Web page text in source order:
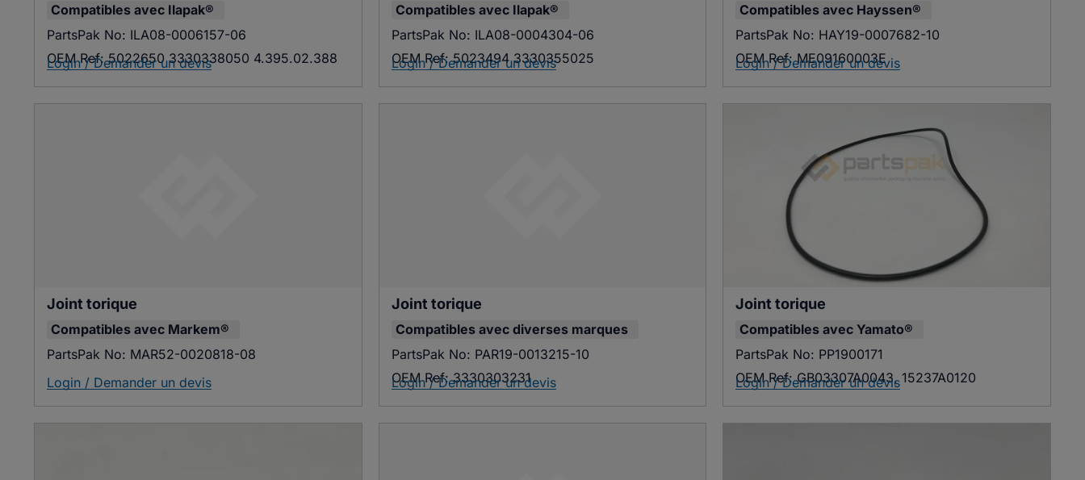
Compatibles avec Ilapak®
PartsPak No: ILA08-0006157-06
OEM Ref: 5022650 3330338050 4.395.02.388
Login / Demander un devis
Compatibles avec Ilapak®
PartsPak No: ILA08-0004304-06
OEM Ref: 5023494 3330355025
Login / Demander un devis
Compatibles avec Hayssen®
PartsPak No: HAY19-0007682-10
OEM Ref: ME09160003E
Login / Demander un devis
Joint torique
Compatibles avec Markem®
PartsPak No: MAR52-0020818-08
Login / Demander un devis
Joint torique
Compatibles avec diverses marques
PartsPak No: PAR19-0013215-10
OEM Ref: 3330303231
Login / Demander un devis
Joint torique
Compatibles avecYamato®
PartsPak No: PP1900171
OEM Ref: GB03307A0043, 15237A0120
Login / Demander un devis